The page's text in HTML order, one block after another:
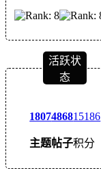
活跃状
态
1807
主题
4868
帖子
15186
积分